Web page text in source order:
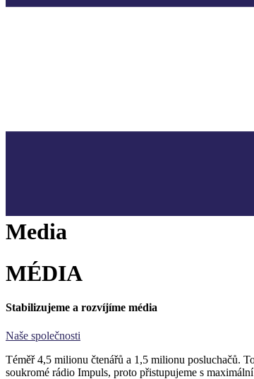
Media
MÉDIA
Stabilizujeme a rozvíjíme média
Naše společnosti
Téměř 4,5 milionu čtenářů a 1,5 milionu posluchačů.
soukromé rádio Impuls, proto přistupujeme s